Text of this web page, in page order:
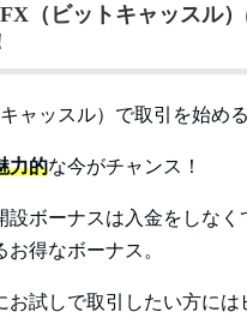
（ビットキャッスル
ャッスル）で取引を始める
力的な今がチャンス！
設ボーナスは入金をしなく
得なボーナス。
お試しで取引したい方には